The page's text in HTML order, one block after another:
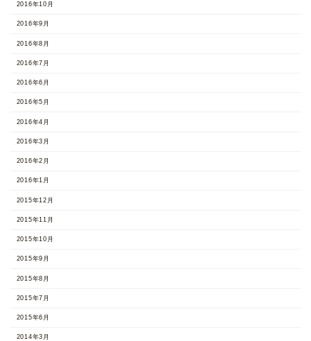
2016年10月
2016年9月
2016年8月
2016年7月
2016年6月
2016年5月
2016年4月
2016年3月
2016年2月
2016年1月
2015年12月
2015年11月
2015年10月
2015年9月
2015年8月
2015年7月
2015年6月
2014年3月